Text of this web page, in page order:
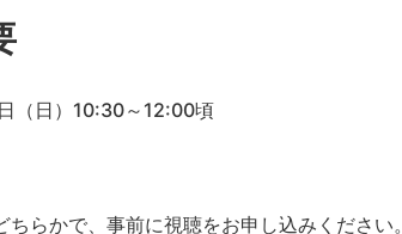
（日）10:30～12:00頃
ちらかで、事前に視聴をお申し込みください。